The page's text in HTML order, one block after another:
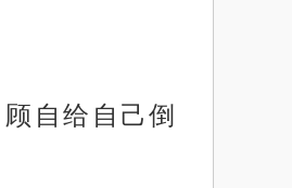
自给自己倒